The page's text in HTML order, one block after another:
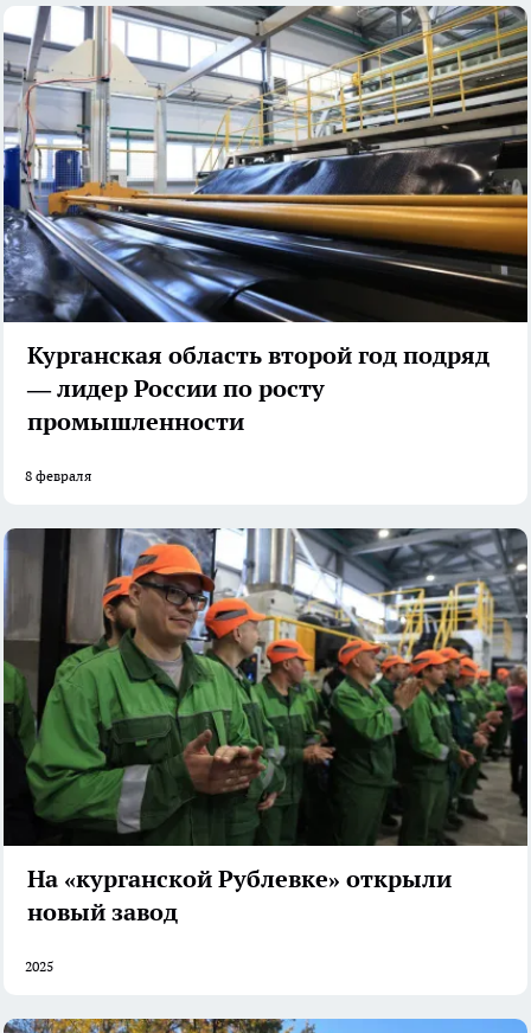
Курганская область второй год подряд
— лидер России по росту
промышленности
8 февраля
На «курганской Рублевке» открыли
новый завод
2025